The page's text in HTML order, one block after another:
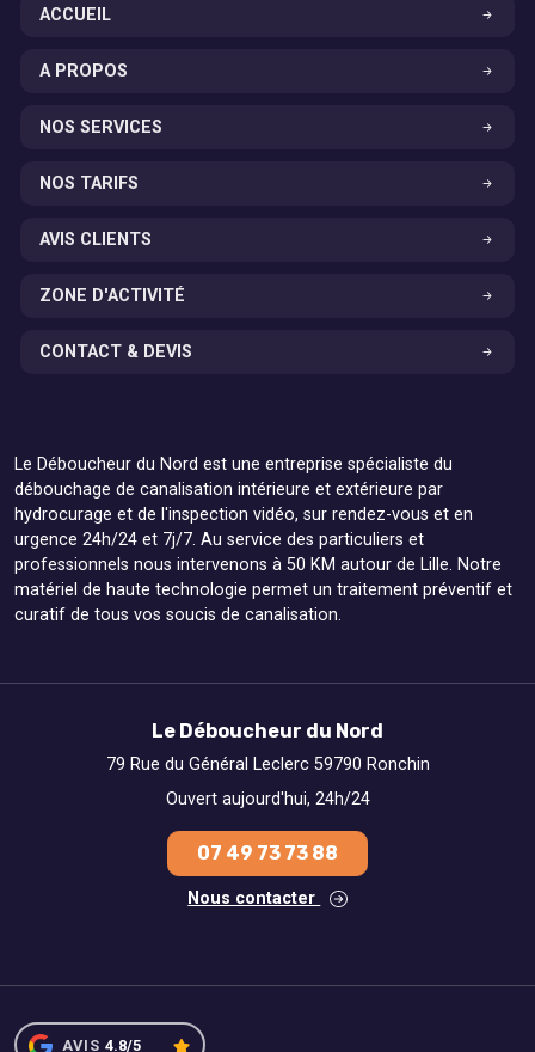
ACCUEIL
A PROPOS
NOS SERVICES
NOS TARIFS
AVIS CLIENTS
ZONE D'ACTIVITÉ
CONTACT & DEVIS
Le Déboucheur du Nord est une entreprise spécialiste du
débouchage de canalisation intérieure et extérieure par
hydrocurage et de l'inspection vidéo, sur rendez-vous et en
urgence 24h/24 et 7j/7. Au service des particuliers et
professionnels nous intervenons à 50 KM autour de Lille. Notre
matériel de haute technologie permet un traitement préventif et
curatif de tous vos soucis de canalisation.
Le Déboucheur du Nord
79 Rue du Général Leclerc 59790 Ronchin
Ouvert aujourd'hui, 24h/24
07 49 73 73 88
Nous contacter
AVIS 4.8/5